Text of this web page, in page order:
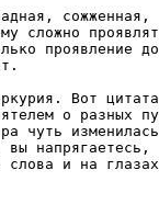
сложно
проявление
Вот
о разных
чуть
напрягаетесь,
слова и на